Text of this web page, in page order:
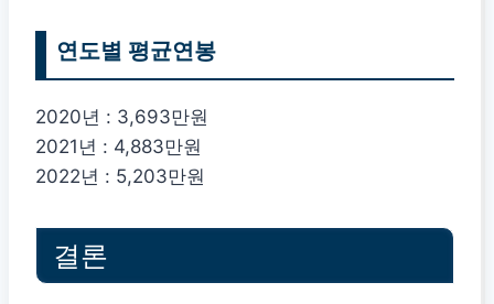
연도별 평균연봉
2020년 : 3,693만원
2021년 : 4,883만원
2022년 : 5,203만원
결론